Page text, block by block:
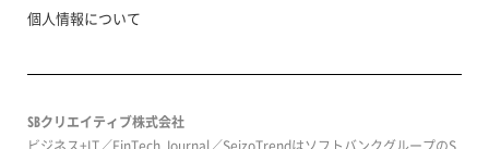
個人情報について
SBクリエイティブ株式会社